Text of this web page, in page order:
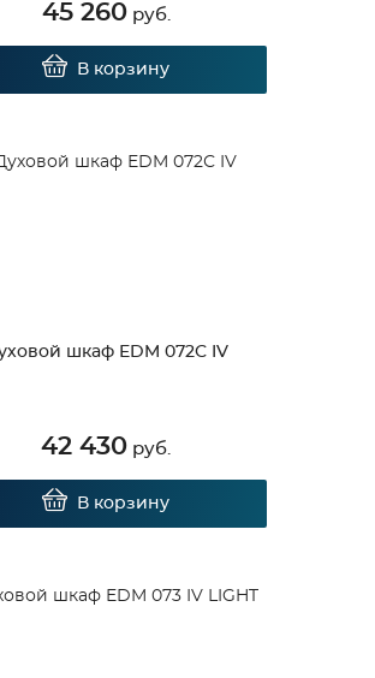
45 260руб.
В корзину
шкаф EDM 072С IV
42 430 руб.
В корзину